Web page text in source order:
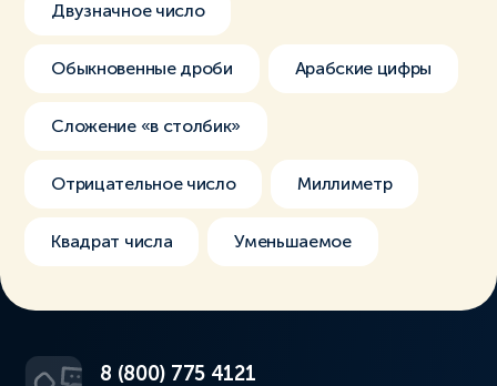
Двузначное число
Обыкновенные дроби Арабские цифры
Сложение «в столбик»
Отрицательное число Миллиметр
Квадрат числа Уменьшаемое
8 (800) 775 4121